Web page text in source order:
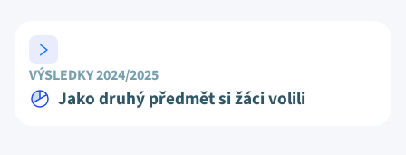
VÝSLEDKY 2024/2025
Jako druhý předmět si žáci volili